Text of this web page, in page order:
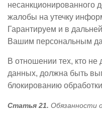
несанкционированного
жалобы на утечку
Гарантируем и в
Вашим персональным
В отношении тех, кто не
данных, должна быть
блокированию
Статья 21. Обязанности